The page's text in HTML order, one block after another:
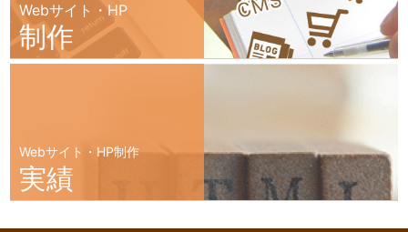
Webサイト・HP
制作
Webサイト・HP制作
実績